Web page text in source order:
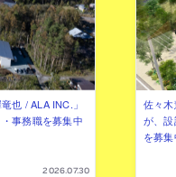
也 / ALA INC.」
事務職を募集中
2026.07.30
佐々
が、
を募